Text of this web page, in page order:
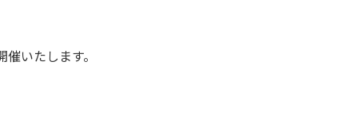
いたします。